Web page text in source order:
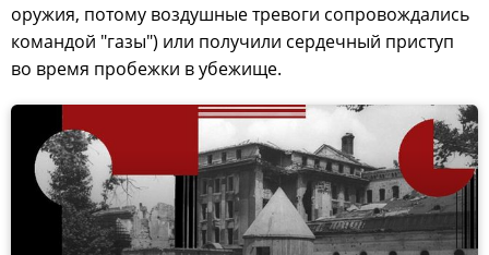
оружия, потому воздушные тревоги сопровождались
командой "газы") или получили сердечный приступ
во время пробежки в убежище.